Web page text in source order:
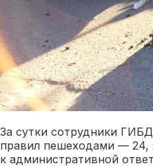
За сутки сотрудники
правил пешеходами — 24,
к административной